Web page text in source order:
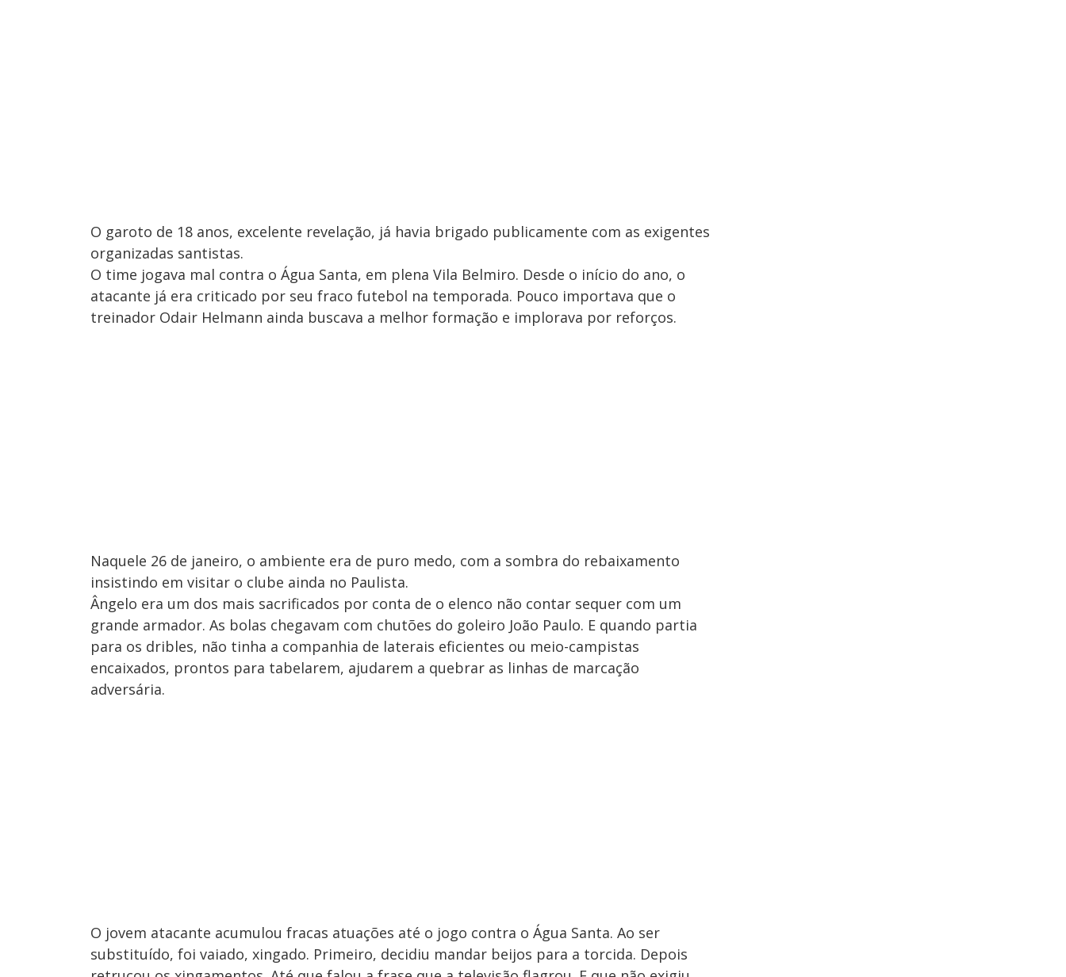
O garoto de 18 anos, excelente revelação, já havia brigado publicamente com as exigentes
organizadas santistas.
O time jogava mal contra o Água Santa, em plena Vila Belmiro. Desde o início do ano, o
atacante já era criticado por seu fraco futebol na temporada. Pouco importava que o
treinador Odair Helmann ainda buscava a melhor formação e implorava por reforços.
Naquele 26 de janeiro, o ambiente era de puro medo, com a sombra do rebaixamento
insistindo em visitar o clube ainda no Paulista.
Ângelo era um dos mais sacrificados por conta de o elenco não contar sequer com um
grande armador. As bolas chegavam com chutões do goleiro João Paulo. E quando partia
para os dribles, não tinha a companhia de laterais eficientes ou meio-campistas
encaixados, prontos para tabelarem, ajudarem a quebrar as linhas de marcação
adversária.
O jovem atacante acumulou fracas atuações até o jogo contra o Água Santa. Ao ser
substituído, foi vaiado, xingado. Primeiro, decidiu mandar beijos para a torcida. Depois